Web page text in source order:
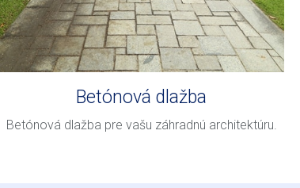
Betónová dlažba
Betónová dlažba pre vašu záhradnú architektúru.